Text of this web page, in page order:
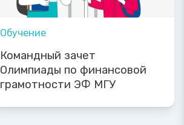
Обучение
Командный зачет
Олимпиады по финансовой
грамотности ЭФ МГУ